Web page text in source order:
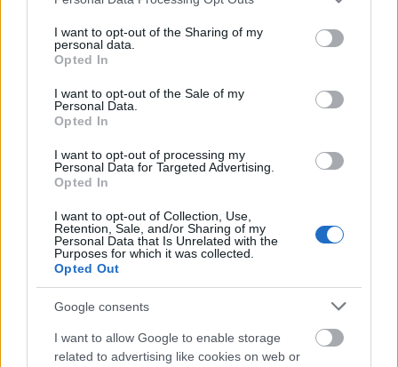
not limited to your visit or usage behaviour. You may click to
grant or deny consent to Google and its third-party tags to
use your data for below specified purposes in below Google
consent section.
I want to opt-out of the Sharing of my
personal data.
Opted In
I want to opt-out of the Sale of my
Personal Data.
Opted In
I want to opt-out of processing my
Personal Data for Targeted Advertising.
Opted In
I want to opt-out of Collection, Use,
Retention, Sale, and/or Sharing of my
Personal Data that Is Unrelated with the
Purposes for which it was collected.
Opted Out
Google consents
I want to allow Google to enable storage
related to advertising like cookies on web or
βασικός λόγος πίσω από την άνοδο του δομικού
πληθωρισμού.
Στασιμοπληθωρισμός
Το βασικό ερώτημα για την ΕΚΤ είναι συνεπώς αν
στασιμοπληθωριστικό σοκ προσφοράς
μπορούσε να μετατραπεί σε ένα πιο παγιωμένο
πρόβλημα πληθωρισμού.